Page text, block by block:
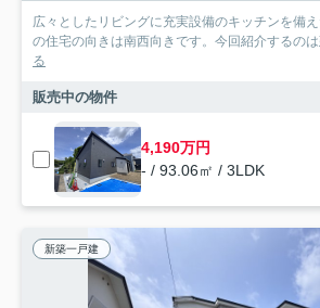
広々としたリビングに充実設備のキッチンを備
の住宅の向きは南西向きです。今回紹介するの
る
販売中の物件
4,190万円
- / 93.06㎡ / 3LDK
新築一戸建